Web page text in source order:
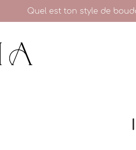
Quel est ton style de